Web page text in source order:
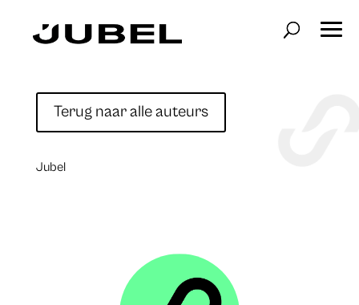
Terug naar alle auteurs
Jubel